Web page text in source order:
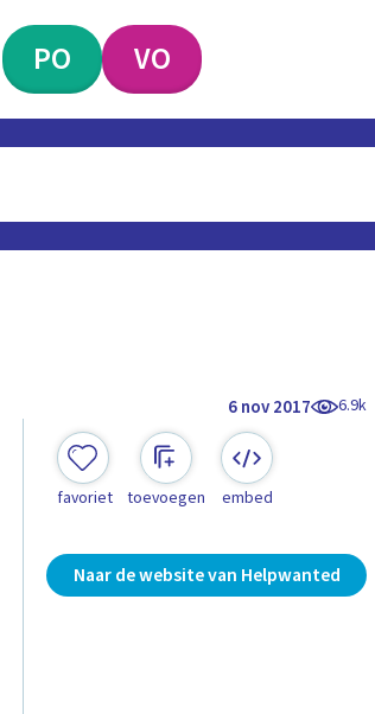
PO VO
6 nov 2017 6.9k
favoriet toevoegen embed
Naar de website van Helpwanted